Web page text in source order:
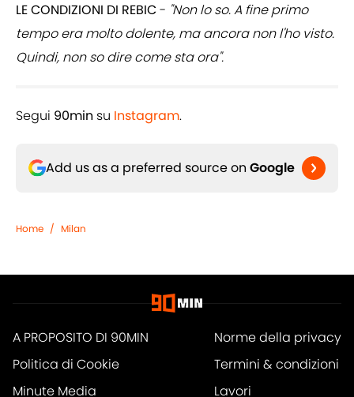
LE CONDIZIONI DI REBIC- "Non lo so. A fine primo
tempo era molto dolente, ma ancora non l'ho visto.
Quindi, non so dire come sta ora".
Segui 90min su Instagram.
Add us as a preferred source on Google
Home / Milan
A PROPOSITO DI 90MIN
Norme della privacy
Politica di Cookie
Termini & condizioni
Minute Media
Lavori